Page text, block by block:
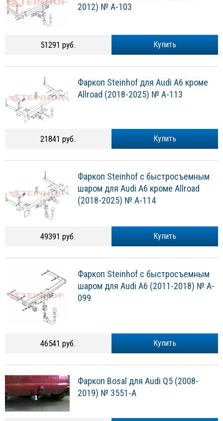
2012) № A-103
Купить
51291 руб.
Фаркоп Steinhof для Audi A6 кроме
Allroad (2018-2025) № A-113
Купить
21841 руб.
Фаркоп Steinhof с быстросъемным
шаром для Audi A6 кроме Allroad
(2018-2025) № A-114
Купить
49391 руб.
Фаркоп Steinhof с быстросъемным
шаром для Audi A6 (2011-2018) № A-
099
Купить
46541 руб.
Фаркоп Bosal для Audi Q5 (2008-
2019) № 3551-A